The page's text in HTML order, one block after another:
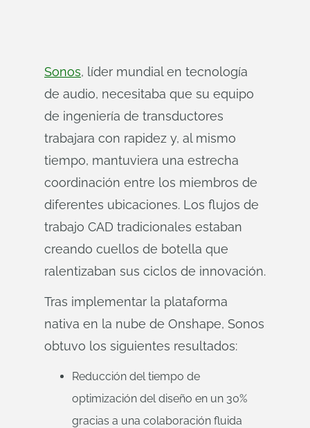
Sonos, líder mundial en tecnología
de audio, necesitaba que su equipo
de ingeniería de transductores
trabajara con rapidez y, al mismo
tiempo, mantuviera una estrecha
coordinación entre los miembros de
diferentes ubicaciones. Los flujos de
trabajo CAD tradicionales estaban
creando cuellos de botella que
ralentizaban sus ciclos de innovación.
Tras implementar la plataforma
nativa en la nube de Onshape, Sonos
obtuvo los siguientes resultados:
Reducción del tiempo de
optimización del diseño en un 30%
gracias a una colaboración fluida